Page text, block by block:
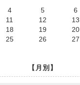
4 5 6
11 12 13
18 19 20
25 26 27
【月別】